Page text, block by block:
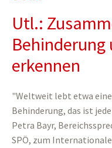
Utl.:
erkennen
"Weltweit lebt etwa
Behinderung, das ist
Petra Bayr,
SPÖ, zum